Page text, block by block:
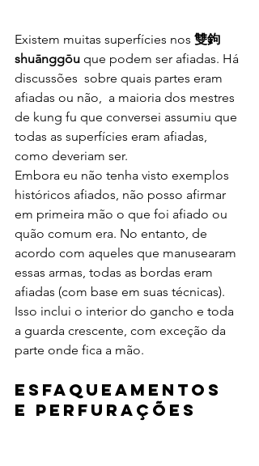
Existem muitas superfícies nos 雙鉤
shuānggōu que podem ser afiadas. Há
discussões  sobre quais partes eram
afiadas ou não,  a maioria dos mestres
de kung fu que conversei assumiu que
todas as superfícies eram afiadas,
como deveriam ser.
Embora eu não tenha visto exemplos
históricos afiados, não posso afirmar
em primeira mão o que foi afiado ou
quão comum era. No entanto, de
acordo com aqueles que manusearam
essas armas, todas as bordas eram
afiadas (com base em suas técnicas).
Isso inclui o interior do gancho e toda
a guarda crescente, com exceção da
parte onde fica a mão.
Esfaqueamentos
e Perfurações